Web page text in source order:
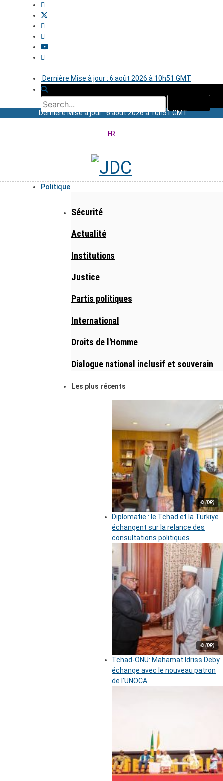
Dernière Mise à jour : 6 août 2026 à 10h51 GMT
Dernière Mise à jour : 6 août 2026 à 10h51 GMT
FR
Politique
Sécurité
Actualité
Institutions
Justice
Partis politiques
International
Droits de l'Homme
Dialogue national inclusif et souverain
Les plus récents
© (DR)
Diplomatie : le Tchad et la Türkiye
échangent sur la relance des
consultations politiques
© (DR)
Tchad-ONU: Mahamat Idriss Deby
échange avec le nouveau patron
de l’UNOCA